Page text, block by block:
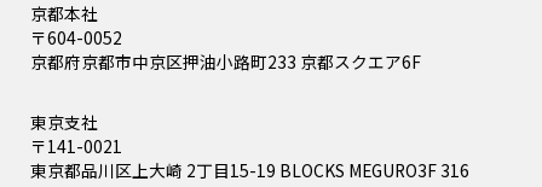
京都本社
〒604-0052
京都府京都市中京区押油小路町233 京都スクエア6F
東京支社
〒141-0021
東京都品川区上大崎 2丁目15-19 BLOCKS MEGURO3F 316